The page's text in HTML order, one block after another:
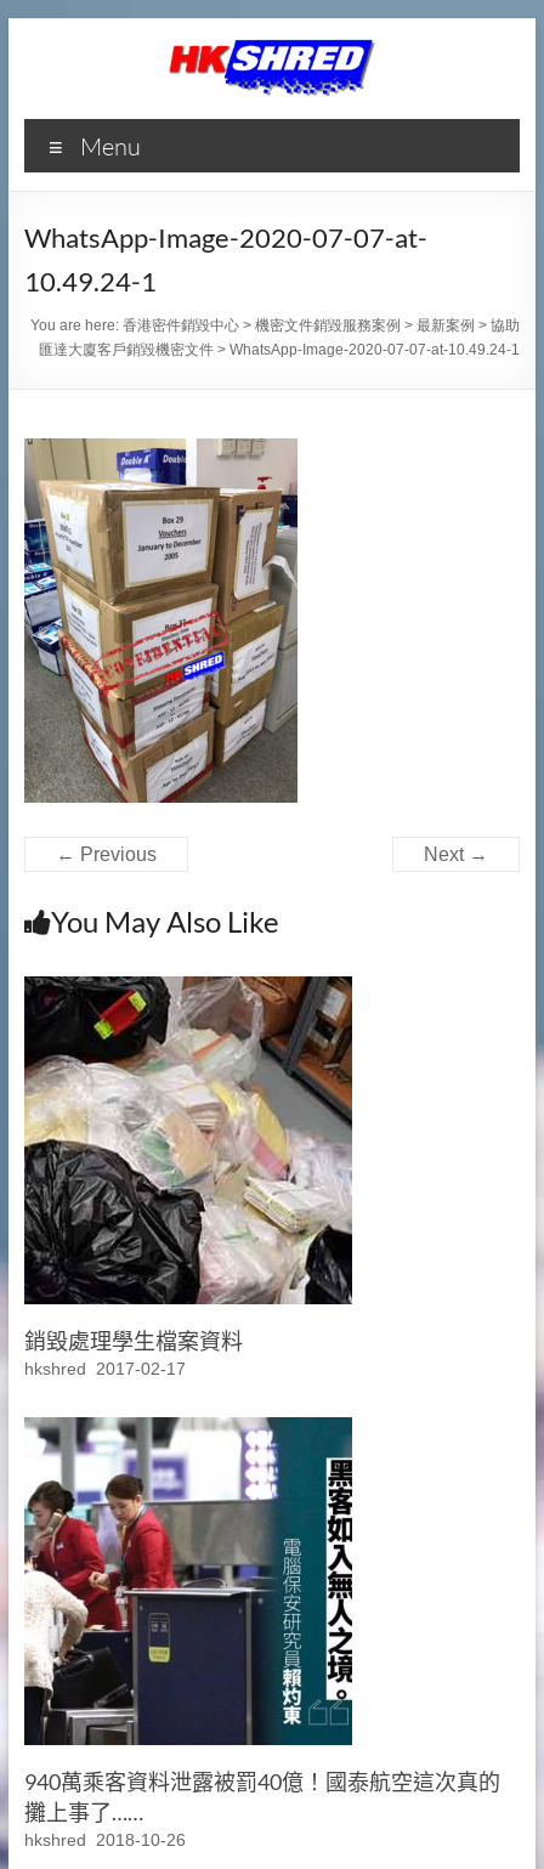
香
港
密
件
銷
毀
心
專
業
提
供
文
件
銷
毀|
檔
案
銷
服
務
Menu
WhatsApp-Image-2020-07-07-at-
10.49.24-1
You are here:香港密件銷毀中心 >機密文件銷毀服務案例 >最新案例 >協助
匯達大廈客戶銷毀機密文件 >WhatsApp-Image-2020-07-07-at-10.49.24-1
← Previous Next →
You May Also Like
銷毀處理學生檔案資料
hkshred 2017-02-17
940萬乘客資料泄露被罰40億！國泰航空這次真的
攤上事了……
hkshred 2018-10-26